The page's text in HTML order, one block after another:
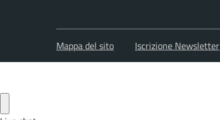
Mappa del sito Iscrizione Newsletter